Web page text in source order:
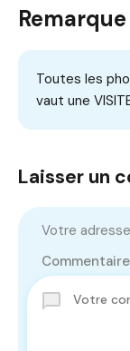
Remarque
Toutes les
vaut une
Laisser un
Votre
Commentaire